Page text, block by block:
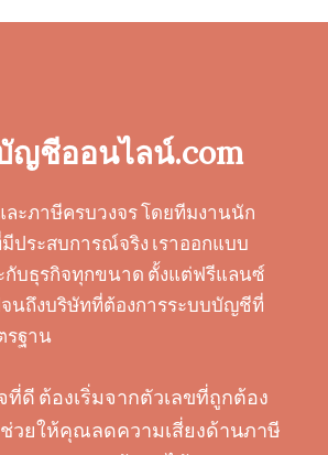
ญชีออนไลน์.com
ะภาษีครบวงจร โดยทีมงานนัก
ระสบการณ์จริง เราออกแบบ
กับธุรกิจทุกขนาด ตั้งแต่ฟรีแลนซ์
จนถึงบริษัทที่ต้องการระบบบัญชีที่
รฐาน
ที่ดี ต้องเริ่มจากตัวเลขที่ถูกต้อง
ช่วยให้คุณลดความเสี่ยงด้านภาษี